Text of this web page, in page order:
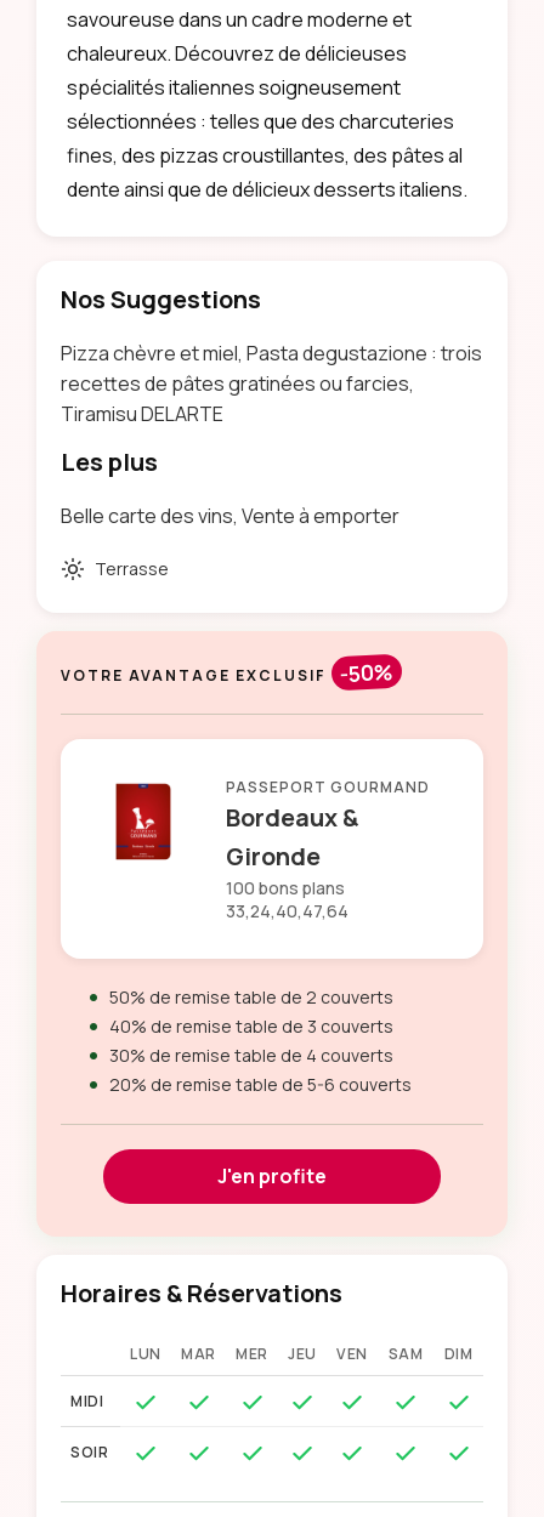
savoureuse dans un cadre moderne et
chaleureux. Découvrez de délicieuses
spécialités italiennes soigneusement
sélectionnées : telles que des charcuteries
fines, des pizzas croustillantes, des pâtes al
dente ainsi que de délicieux desserts italiens.
Nos Suggestions
Pizza chèvre et miel, Pasta degustazione : trois
recettes de pâtes gratinées ou farcies,
Tiramisu DELARTE
Les plus
Belle carte des vins, Vente à emporter
Terrasse
VOTRE AVANTAGE EXCLUSIF -50%
PASSEPORT GOURMAND
Bordeaux &
Gironde
100 bons plans
33,24,40,47,64
50% de remise table de 2 couverts
40% de remise table de 3 couverts
30% de remise table de 4 couverts
20% de remise table de 5-6 couverts
J'en profite
Horaires & Réservations
LUN MAR MER JEU VEN SAM DIM
MIDI
SOIR